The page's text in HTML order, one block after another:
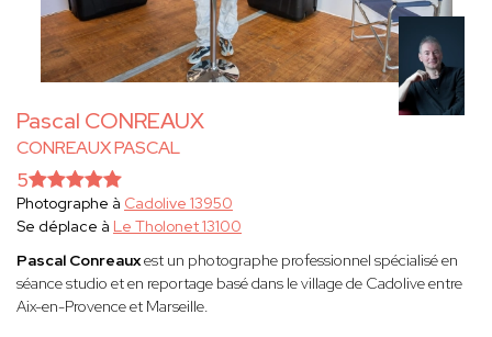
Pascal CONREAUX
CONREAUX PASCAL
5
Photographe à Cadolive 13950
Se déplace à Le Tholonet 13100
Pascal Conreauxest un photographe professionnel spécialisé en
séance studio et en reportage basé dans le village de Cadolive entre
Aix-en-Provence et Marseille.